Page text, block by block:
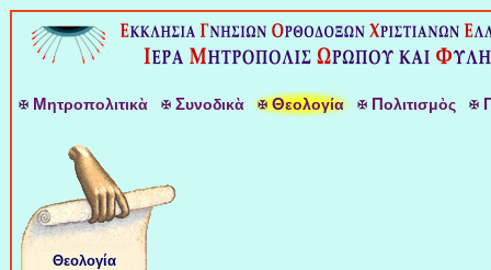
Μητροπολιτικὰ Συνοδικὰ Θεολογία Πολιτισμὸς
Θεολογία